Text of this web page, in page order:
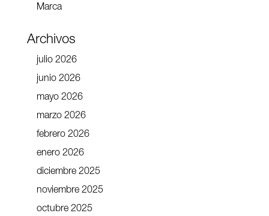
Marca
Archivos
julio 2026
junio 2026
mayo 2026
marzo 2026
febrero 2026
enero 2026
diciembre 2025
noviembre 2025
octubre 2025